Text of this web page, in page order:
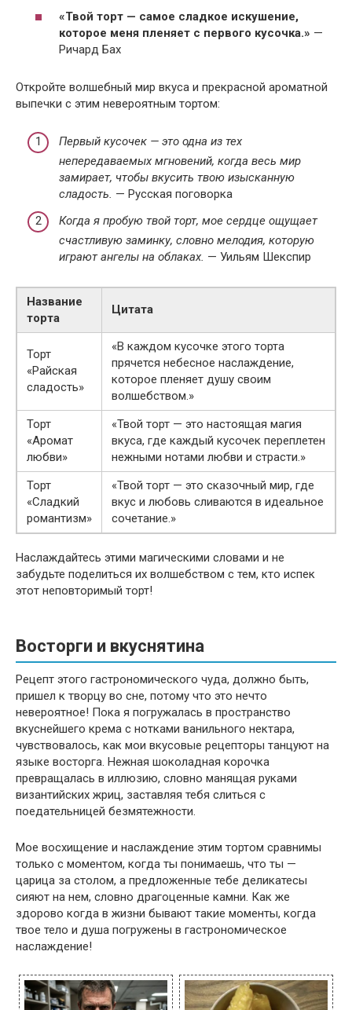
«Твой торт — самое сладкое искушение,
которое меня пленяет с первого кусочка.» —
Ричард Бах
Откройте волшебный мир вкуса и прекрасной ароматной
выпечки с этим невероятным тортом:
Первый кусочек — это одна из тех
непередаваемых мгновений, когда весь мир
замирает, чтобы вкусить твою изысканную
сладость. — Русская поговорка
Когда я пробую твой торт, мое сердце ощущает
счастливую заминку, словно мелодия, которую
играют ангелы на облаках. — Уильям Шекспир
Название
торта
Цитата
Торт
«Райская
сладость»
«В каждом кусочке этого торта
прячется небесное наслаждение,
которое пленяет душу своим
волшебством.»
Торт
«Аромат
любви»
«Твой торт — это настоящая магия
вкуса, где каждый кусочек переплетен
нежными нотами любви и страсти.»
Торт
«Сладкий
романтизм»
«Твой торт — это сказочный мир, где
вкус и любовь сливаются в идеальное
сочетание.»
Наслаждайтесь этими магическими словами и не
забудьте поделиться их волшебством с тем, кто испек
этот неповторимый торт!
Восторги и вкуснятина
Рецепт этого гастрономического чуда, должно быть,
пришел к творцу во сне, потому что это нечто
невероятное! Пока я погружалась в пространство
вкуснейшего крема с нотками ванильного нектара,
чувствовалось, как мои вкусовые рецепторы танцуют на
языке восторга. Нежная шоколадная корочка
превращалась в иллюзию, словно манящая руками
византийских жриц, заставляя тебя слиться с
поедательницей безмятежности.
Мое восхищение и наслаждение этим тортом сравнимы
только с моментом, когда ты понимаешь, что ты —
царица за столом, а предложенные тебе деликатесы
сияют на нем, словно драгоценные камни. Как же
здорово когда в жизни бывают такие моменты, когда
твое тело и душа погружены в гастрономическое
наслаждение!